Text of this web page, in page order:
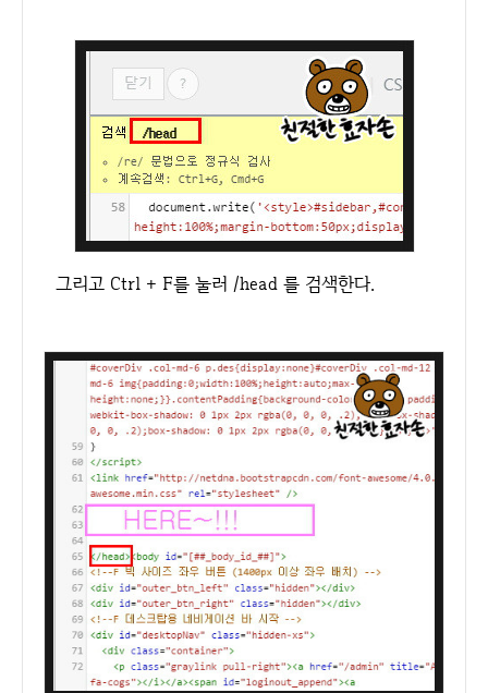
그리고 Ctrl + F를 눌러 /head 를 검색한다.